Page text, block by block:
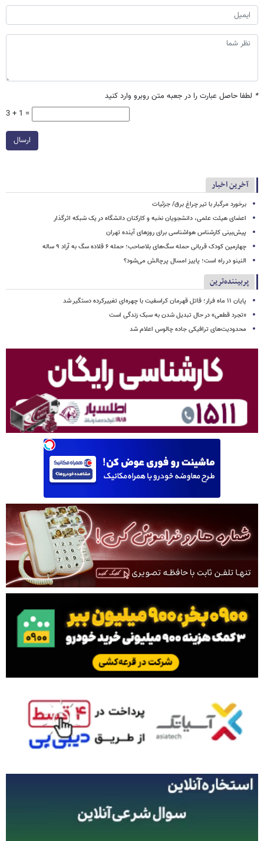
* لطفا حاصل عبارت را در جعبه متن روبرو وارد کنید
3 + 1 =
ارسال
آخرین اخبار
برخورد مرگبار با تیر چراغ برق/ جزئیات
اعضای هیئت علمی، دانشجویان نخبه و کارکنان دانشگاه در یک شبکه‌ اثرگذار
پیش‌بینی کارشناس هواشناسی برای روزهای آینده تهران
چهارمین کودک قربانی حمله سگ‌های بلاصاحب؛ حمله ۶ قلاده سگ به آراد ۹ ساله
النینو در راه است؛ پاییز امسال پرچالش می‌شود؟
پربیننده‌ترین
پایان ۱۱ ماه فرار؛ قاتل قهرمان کراسفیت با چهره‌ای تغییرکرده دستگیر شد
«تجرد قطعی» در حال تبدیل شدن به سبک زندگی است
محدودیت‌های ترافیکی جاده چالوس اعلام شد